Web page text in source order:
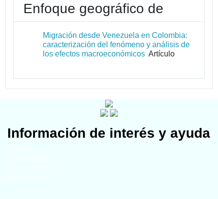
Enfoque geográfico de
Migración desde Venezuela en Colombia:
caracterización del fenómeno y análisis de
los efectos macroeconómicos Artículo
Información de interés y ayuda